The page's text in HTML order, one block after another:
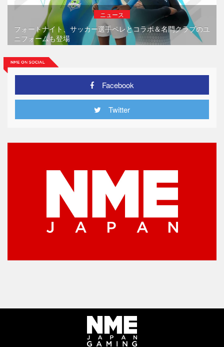
ニュース
フォートナイト、サッカー選手ペレとコラボ＆名門クラブのユ
ニフォームも登場
Facebook
Twitter